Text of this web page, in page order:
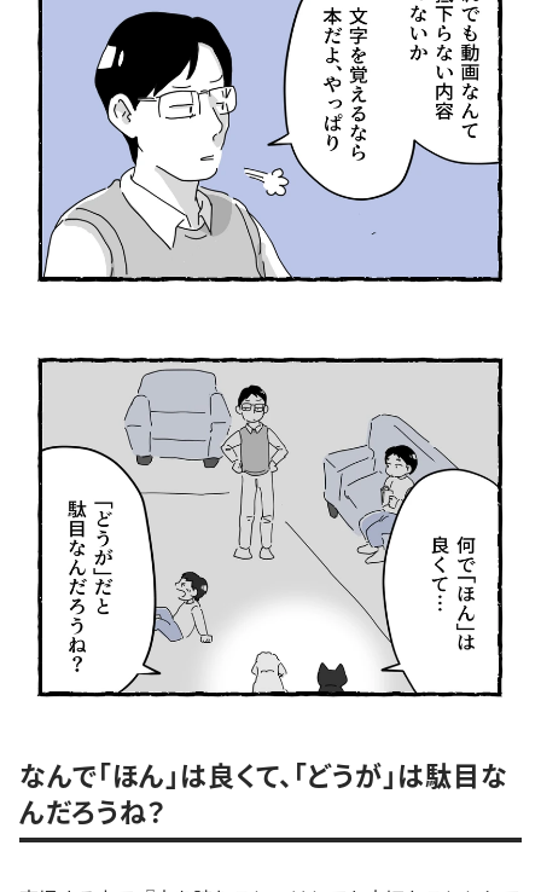
なんで「ほん」は良くて、「どうが」は駄目な
んだろうね？